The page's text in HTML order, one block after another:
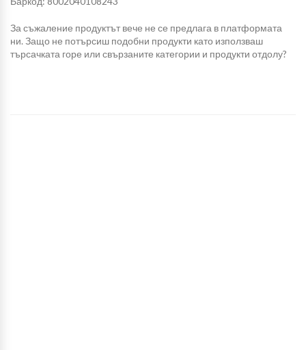
За съжаление продуктът вече не се предлага в платформата
ни. Защо не потърсиш подобни продукти като използваш
търсачката горе или свързаните категории и продукти отдолу?